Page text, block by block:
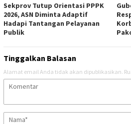
Sekprov Tutup Orientasi PPPK
2026, ASN Diminta Adaptif
Hadapi Tantangan Pelayanan
Publik
Tinggalkan Balasan
Alamat email Anda tidak akan dipublikasikan.